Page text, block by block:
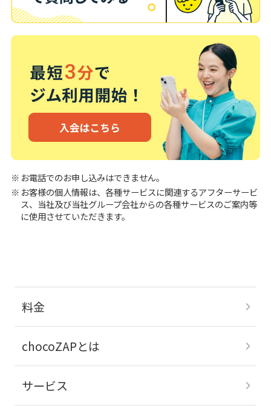
お電話でのお申し込みはできません。
お客様の個人情報は、各種サービスに関連するアフターサービ
ス、当社及び当社グループ会社からの各種サービスのご案内等
に使用させていただきます。
料金
chocoZAPとは
サービス